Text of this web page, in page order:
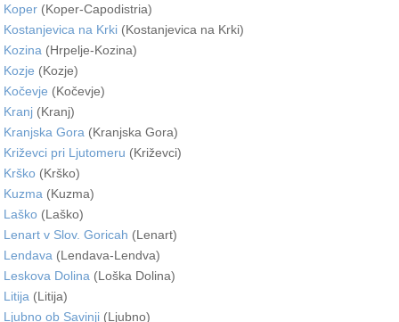
Koper (Koper-Capodistria)
Kostanjevica na Krki (Kostanjevica na Krki)
Kozina (Hrpelje-Kozina)
Kozje (Kozje)
Kočevje (Kočevje)
Kranj (Kranj)
Kranjska Gora (Kranjska Gora)
Križevci pri Ljutomeru (Križevci)
Krško (Krško)
Kuzma (Kuzma)
Laško (Laško)
Lenart v Slov. Goricah (Lenart)
Lendava (Lendava-Lendva)
Leskova Dolina (Loška Dolina)
Litija (Litija)
Ljubno ob Savinji (Ljubno)